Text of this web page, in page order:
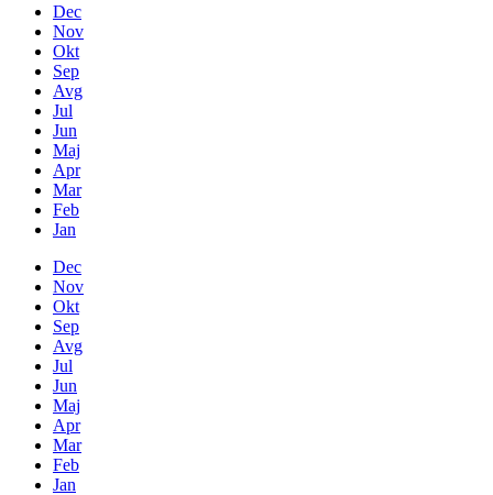
Dec
Nov
Okt
Sep
Avg
Jul
Jun
Maj
Apr
Mar
Feb
Jan
Dec
Nov
Okt
Sep
Avg
Jul
Jun
Maj
Apr
Mar
Feb
Jan